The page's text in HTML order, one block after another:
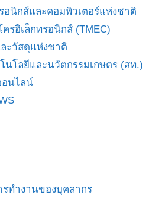
อนิกส์และคอมพิวเตอร์แห่งชาติ
รอิเล็กทรอนิกส์ (TMEC)
ะวัสดุแห่งชาติ
นโลยีและนวัตกรรมเกษตร (สท.)
อนไลน์
ทำงานของบุคลากร